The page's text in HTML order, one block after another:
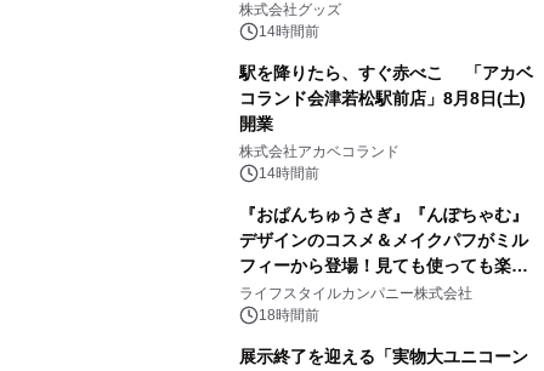
株式会社グッズ
14時間前
駅を降りたら、すぐ赤べこ 「アカベ
コランド会津若松駅前店」8月8日(土)
開業
株式会社アカベコランド
14時間前
『おぱんちゅうさぎ』『んぽちゃむ』
デザインのコスメ＆メイクパフがミル
フィーから登場！見ても使っても楽し
い、ポップでキュートなコレクショ
ン。
ライフスタイルカンパニー株式会社
18時間前
展示終了を迎える「実物大ユニコーン